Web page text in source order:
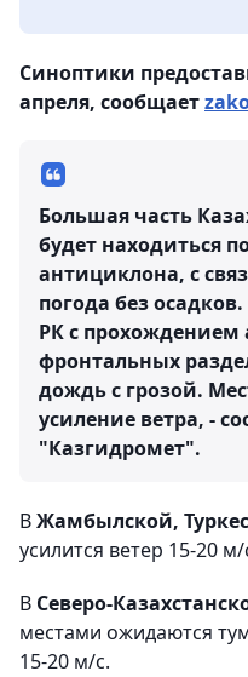
Синоптики
апреля, сообщает
Большая часть
будет находиться
антициклона, с
погода без
РК с
фронтальных
дождь с грозой.
усиление ветра, -
"Казгидромет".
ВЖамбылской,
усилится ветер 15-20 м/
В Северо-
местами ожидаются
15-20 м/с.